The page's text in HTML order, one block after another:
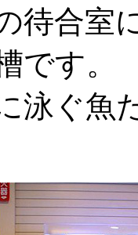
待合室
です。
泳ぐ魚